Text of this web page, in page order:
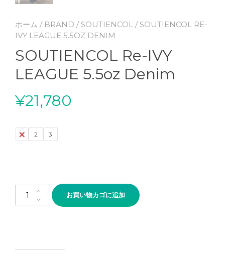
ホーム / BRAND / SOUTIENCOL / SOUTIENCOL RE-
IVY LEAGUE 5.5OZ DENIM
SOUTIENCOL Re-IVY
LEAGUE 5.5oz Denim
¥21,780
1 2 3
SOUTIENCOL Re-IVY LEAGUE 5.5oz Denim個
お買い物カゴに追加